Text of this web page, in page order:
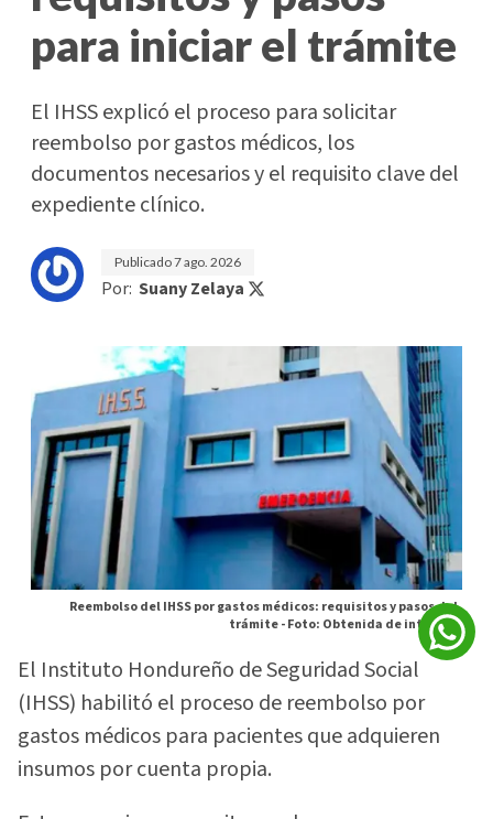
para iniciar el trámite
El IHSS explicó el proceso para solicitar
reembolso por gastos médicos, los
documentos necesarios y el requisito clave del
expediente clínico.
Publicado7 ago. 2026
Por: Suany Zelaya
Reembolso del IHSS por gastos médicos: requisitos y pasos del
trámite -Foto: Obtenida de internet
El Instituto Hondureño de Seguridad Social
(IHSS) habilitó el proceso de reembolso por
gastos médicos para pacientes que adquieren
insumos por cuenta propia.